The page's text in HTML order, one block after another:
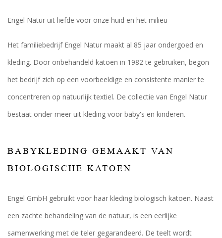
Engel Natur uit liefde voor onze huid en het milieu
Het familiebedrijf Engel Natur maakt al 85 jaar ondergoed en
kleding. Door onbehandeld katoen in 1982 te gebruiken, begon
het bedrijf zich op een voorbeeldige en consistente manier te
concentreren op natuurlijk textiel. De collectie van Engel Natur
bestaat onder meer uit kleding voor baby's en kinderen.
BABYKLEDING GEMAAKT VAN
BIOLOGISCHE KATOEN
Engel GmbH gebruikt voor haar kleding biologisch katoen. Naast
een zachte behandeling van de natuur, is een eerlijke
samenwerking met de teler gegarandeerd. De teelt wordt